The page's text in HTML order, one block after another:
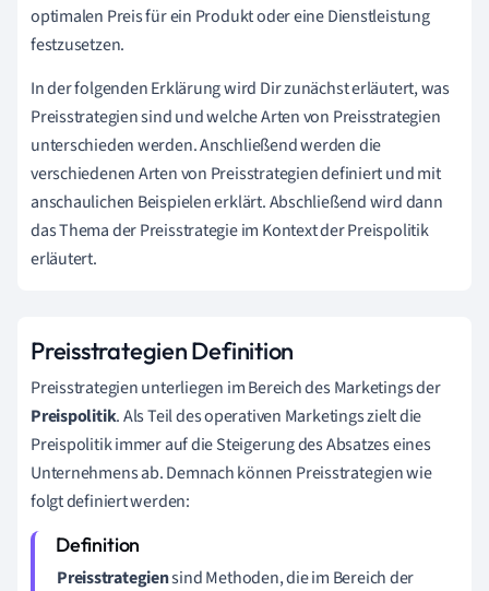
optimalen Preis für ein Produkt oder eine Dienstleistung
festzusetzen.
In der folgenden Erklärung wird Dir zunächst erläutert, was
Preisstrategien sind und welche Arten von Preisstrategien
unterschieden werden. Anschließend werden die
verschiedenen Arten von Preisstrategien definiert und mit
anschaulichen Beispielen erklärt. Abschließend wird dann
das Thema der Preisstrategie im Kontext der Preispolitik
erläutert.
Preisstrategien Definition
Preisstrategien unterliegen im Bereich des Marketings der
Preispolitik. Als Teil des operativen Marketings zielt die
Preispolitik immer auf die Steigerung des Absatzes eines
Unternehmens ab. Demnach können Preisstrategien wie
folgt definiert werden:
Preisstrategiensind Methoden, die im Bereich der